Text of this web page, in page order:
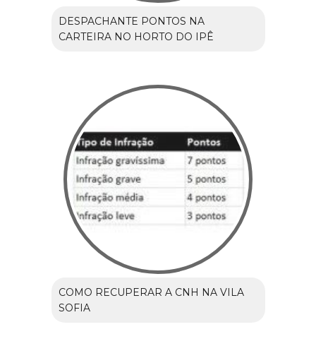
DESPACHANTE PONTOS NA
CARTEIRA NO HORTO DO IPÊ
COMO RECUPERAR A CNH NA VILA
SOFIA